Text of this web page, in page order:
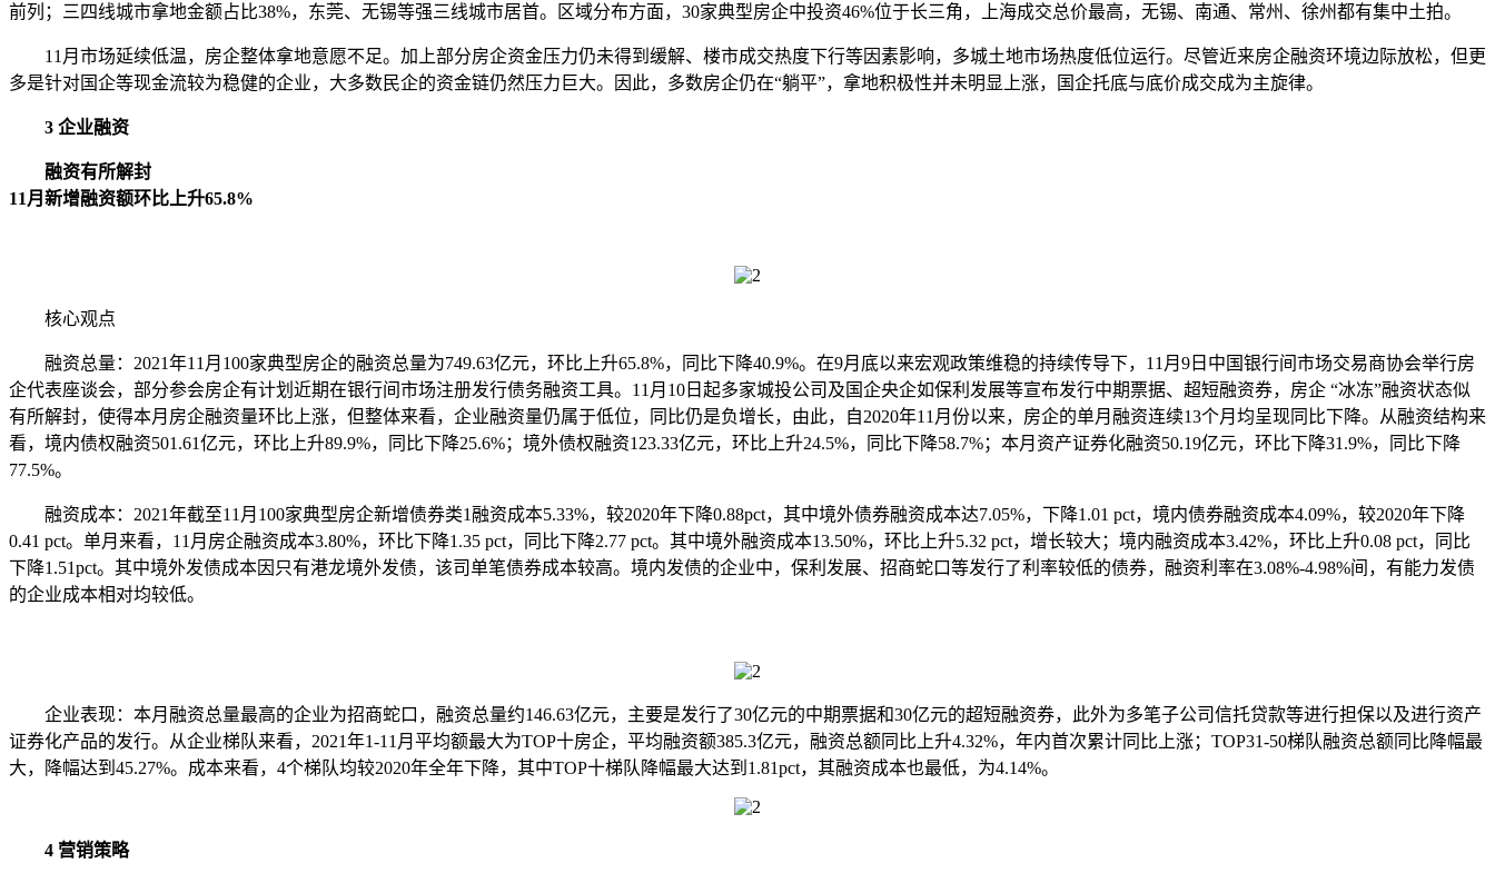
前列；三四线城市拿地金额占比38%，东莞、无锡等强三线城市居首。区域分布方面，30家典型房企中投资46%位于长三角，上海成交总价最高，无锡、南通、常州、徐州都有集中土拍。
11月市场延续低温，房企整体拿地意愿不足。加上部分房企资金压力仍未得到缓解、楼市成交热度下行等因素影响，多城土地市场热度低位运行。尽管近来房企融资环境边际放松，但更
多是针对国企等现金流较为稳健的企业，大多数民企的资金链仍然压力巨大。因此，多数房企仍在“躺平”，拿地积极性并未明显上涨，国企托底与底价成交成为主旋律。
3 企业融资
融资有所解封
11月新增融资额环比上升65.8%
核心观点
融资总量：2021年11月100家典型房企的融资总量为749.63亿元，环比上升65.8%，同比下降40.9%。在9月底以来宏观政策维稳的持续传导下，11月9日中国银行间市场交易商协会举行房
企代表座谈会，部分参会房企有计划近期在银行间市场注册发行债务融资工具。11月10日起多家城投公司及国企央企如保利发展等宣布发行中期票据、超短融资券，房企 “冰冻”融资状态似
有所解封，使得本月房企融资量环比上涨，但整体来看，企业融资量仍属于低位，同比仍是负增长，由此，自2020年11月份以来，房企的单月融资连续13个月均呈现同比下降。从融资结构来
看，境内债权融资501.61亿元，环比上升89.9%，同比下降25.6%；境外债权融资123.33亿元，环比上升24.5%，同比下降58.7%；本月资产证券化融资50.19亿元，环比下降31.9%，同比下降
77.5%。
融资成本：2021年截至11月100家典型房企新增债券类1融资成本5.33%，较2020年下降0.88pct，其中境外债券融资成本达7.05%，下降1.01 pct，境内债券融资成本4.09%，较2020年下降
0.41 pct。单月来看，11月房企融资成本3.80%，环比下降1.35 pct，同比下降2.77 pct。其中境外融资成本13.50%，环比上升5.32 pct，增长较大；境内融资成本3.42%，环比上升0.08 pct，同比
下降1.51pct。其中境外发债成本因只有港龙境外发债，该司单笔债券成本较高。境内发债的企业中，保利发展、招商蛇口等发行了利率较低的债券，融资利率在3.08%-4.98%间，有能力发债
的企业成本相对均较低。
企业表现：本月融资总量最高的企业为招商蛇口，融资总量约146.63亿元，主要是发行了30亿元的中期票据和30亿元的超短融资券，此外为多笔子公司信托贷款等进行担保以及进行资产
证券化产品的发行。从企业梯队来看，2021年1-11月平均额最大为TOP十房企，平均融资额385.3亿元，融资总额同比上升4.32%，年内首次累计同比上涨；TOP31-50梯队融资总额同比降幅最
大，降幅达到45.27%。成本来看，4个梯队均较2020年全年下降，其中TOP十梯队降幅最大达到1.81pct，其融资成本也最低，为4.14%。
4 营销策略